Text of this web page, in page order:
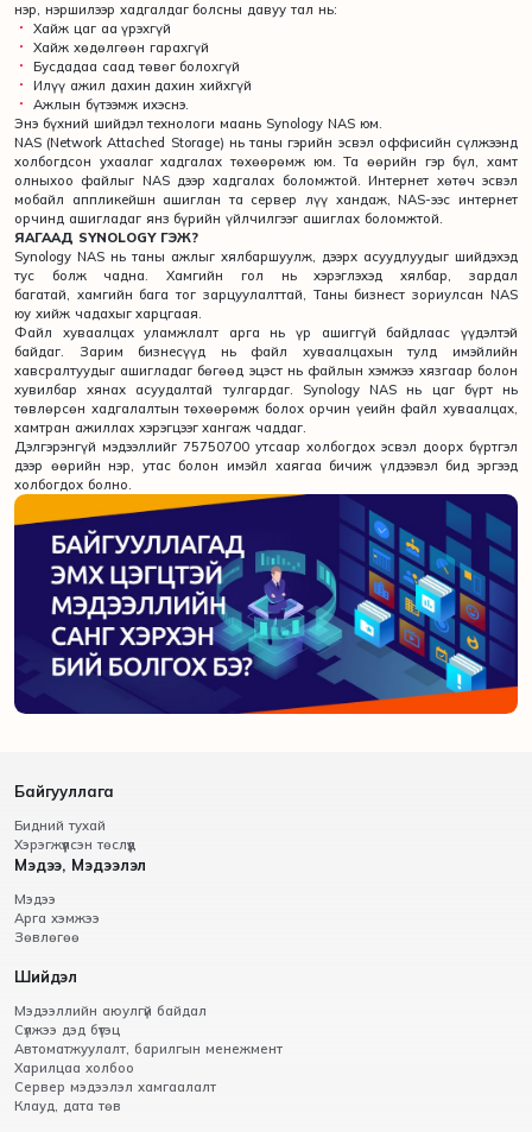
нэр, нэршилээр хадгалдаг болсны давуу тал нь:
Хайж цаг аа үрэхгүй
Хайж хөдөлгөөн гарахгүй
Бусдадаа саад төвөг болохгүй
Илүү ажил дахин дахин хийхгүй
Ажлын бүтээмж ихэснэ.
Энэ бүхний шийдэл технологи маань Synology NAS юм.
NAS (Network Attached Storage) нь таны гэрийн эсвэл оффисийн сүлжээнд
холбогдсон ухаалаг хадгалах төхөөрөмж юм. Та өөрийн гэр бүл, хамт
олныхоо файлыг NAS дээр хадгалах боломжтой. Интернет хөтөч эсвэл
мобайл аппликейшн ашиглан та сервер лүү хандаж, NAS-ээс интернет
орчинд ашигладаг янз бүрийн үйлчилгээг ашиглах боломжтой.
ЯАГААД SYNOLOGY ГЭЖ?
Synology NAS нь таны ажлыг хялбаршуулж, дээрх асуудлуудыг шийдэхэд
тус болж чадна. Хамгийн гол нь хэрэглэхэд хялбар, зардал
багатай, хамгийн бага тог зарцуулалттай, Таны бизнест зориулсан NAS
юу хийж чадахыг харцгаая.
Файл хуваалцах уламжлалт арга нь үр ашиггүй байдлаас үүдэлтэй
байдаг. Зарим бизнесүүд нь файл хуваалцахын тулд имэйлийн
хавсралтуудыг ашигладаг бөгөөд эцэст нь файлын хэмжээ хязгаар болон
хувилбар хянах асуудалтай тулгардаг. Synology NAS нь цаг бүрт нь
төвлөрсөн хадгалалтын төхөөрөмж болох орчин үеийн файл хуваалцах,
хамтран ажиллах хэрэгцээг хангаж чаддаг.
Дэлгэрэнгүй мэдээллийг 75750700 утсаар холбогдох эсвэл доорх бүртгэл
дээр өөрийн нэр, утас болон имэйл хаягаа бичиж үлдээвэл бид эргээд
холбогдох болно.
Байгууллага
Бидний тухай
Хэрэгжүүлсэн төслүүд
Мэдээ, Мэдээлэл
Мэдээ
Арга хэмжээ
Зөвлөгөө
Шийдэл
Мэдээллийн аюулгүй байдал
Сүлжээ дэд бүтэц
Автоматжуулалт, барилгын менежмент
Харилцаа холбоо
Сервер мэдээлэл хамгаалалт
Клауд, дата төв